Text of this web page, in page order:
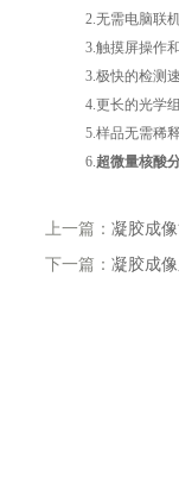
2.无需电脑联机
3.触摸屏操作和
3.极快的检测速
4.更长的光学组
5.样品无需稀释
6.超微量核酸
上一篇： 凝胶成
下一篇： 凝胶成